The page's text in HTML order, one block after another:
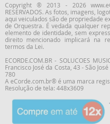
Copyright ® 2013 - 2026
RESERVADOS. As fotos, imagens,
aqui veiculados são de propriedade
de Orquestra. É vedada qualquer
elemento de identidade, sem
direito mencionado implicará na
termos da Lei.
ECORDE.COM.BR - SOLUCOES
Francisco José da Costa 43 - São
780
A eCorde.com.br® é uma marca
Resolução de tela: 448x3609